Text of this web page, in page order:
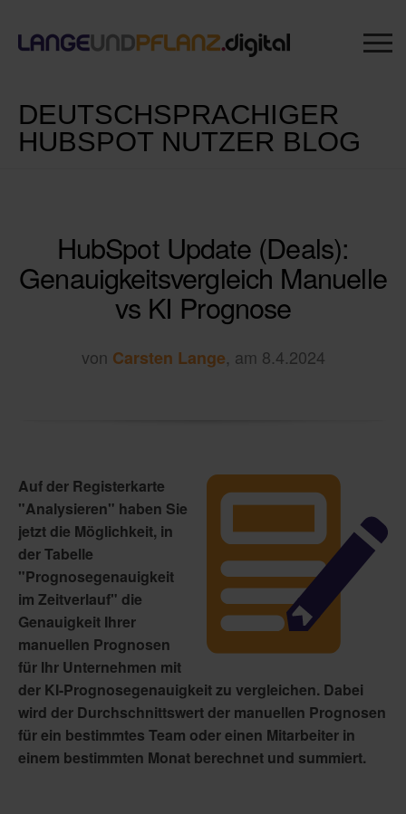
DEUTSCHSPRACHIGER
HUBSPOT NUTZER BLOG
HubSpot Update (Deals):
Genauigkeitsvergleich Manuelle
vs KI Prognose
von Carsten Lange, am 8.4.2024
Auf der Registerkarte
"Analysieren" haben Sie
jetzt die Möglichkeit, in
der Tabelle
"Prognosegenauigkeit
im Zeitverlauf" die
Genauigkeit Ihrer
manuellen Prognosen
für Ihr Unternehmen mit
der KI-Prognosegenauigkeit zu vergleichen. Dabei
wird der Durchschnittswert der manuellen Prognosen
für ein bestimmtes Team oder einen Mitarbeiter in
einem bestimmten Monat berechnet und summiert.